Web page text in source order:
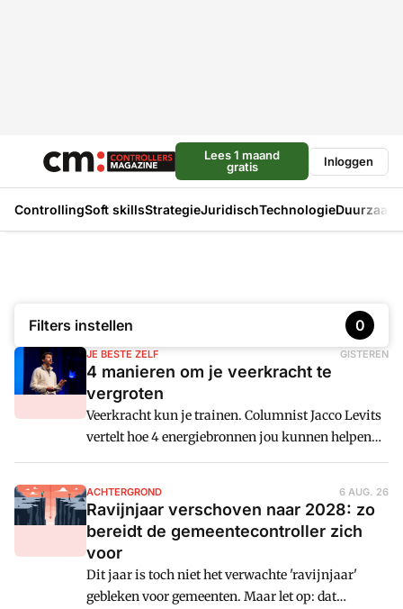
Lees 1 maand
gratis
Inloggen
ControllingSoft skillsStrategieJuridischTechnologie
Filters instellen 0
JE BESTE ZELF GISTEREN
4 manieren om je veerkracht te
vergroten
Veerkracht kun je trainen. Columnist Jacco Levits
vertelt hoe 4 energiebronnen jou kunnen helpen
om sterker om te gaan met druk, verandering en
ACHTERGROND 6 AUG. 26
Ravijnjaar verschoven naar 2028: zo
bereidt de gemeentecontroller zich
voor
Dit jaar is toch niet het verwachte 'ravijnjaar'
gebleken voor gemeenten. Maar let op: dat